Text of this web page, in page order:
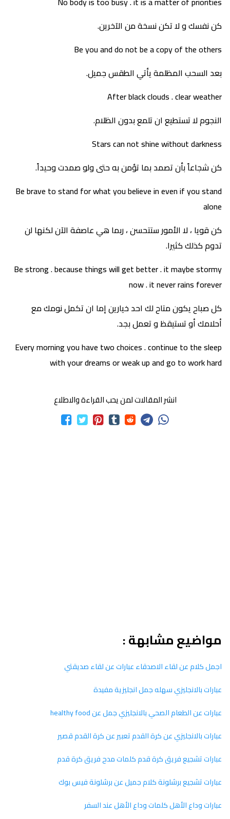
كن نفسك و لا تكن نسخة من الآخرين.
Be you and do not be a copy of the others
بعد السحب المظلمة يأتي الطقس جميل.
After black clouds . clear weather
النجوم لا تستطيع ان تلمع بدون الظلام.
Stars can not shine without darkness
كن شجاعاً بأن تصمد بما تؤمن به حتى ولو صمدت وحيداً.
Be brave to stand for what you believe in even if you stand
alone
كن قويا ، لا الأمور ستتحسن ، ربما هي عاصفة الآن لكنها لن
تدوم كذلك كثيرا.
Be strong . because things will get better . it maybe stormy
now . it never rains forever
كل صباح يكون متاح لك احد خيارين إما ان تكمل نومك مع
أحلامك أو تستيقظ و تعمل بجد.
Every morning you have two choices . continue to the sleep
with your dreams or weak up and go to work hard
انشر المقالات لمن يحب القراءة والاطلاع
مواضيع مشابهة :
اجمل كلام عن لقاء الاصدقاء عبارات عن لقاء صديقتي
عبارات بالانجليزي سهله جمل انجليزية مفيدة
عبارات عن الطعام الصحي بالانجليزي جمل عن healthy food
عبارات بالانجليزي عن كرة القدم تعبير عن كرة القدم قصير
عبارات تشجيع فريق كرة قدم كلمات مدح فريق كرة قدم
عبارات تشجيع برشلونة كلام جميل عن برشلونة فيس بوك
عبارات وداع الأهل كلمات وداع الأهل عند السفر